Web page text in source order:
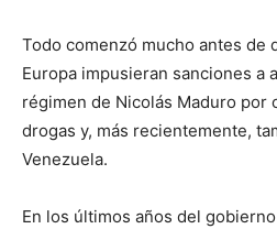
Todo comenzó mucho antes de
Europa impusieran sanciones a
régimen de Nicolás Maduro por
drogas y, más recientemente,
Venezuela.
En los últimos años del